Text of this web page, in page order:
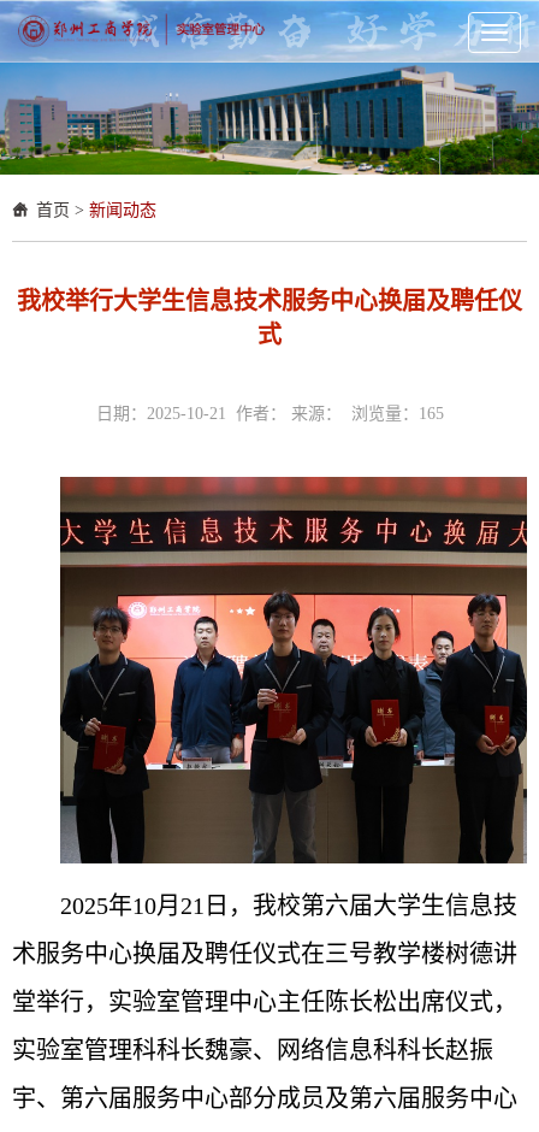
Toggle
首页 > 新闻动态
我校举行大学生信息技术服务中心换届及聘任仪
式
日期：2025-10-21 作者： 来源： 浏览量： 165
2025年10月21日，我校第六届大学生信息技
术服务中心换届及聘任仪式在三号教学楼树德讲
堂举行，实验室管理中心主任陈长松出席仪式，
实验室管理科科长魏豪、网络信息科科长赵振
宇、第六届服务中心部分成员及第六届服务中心